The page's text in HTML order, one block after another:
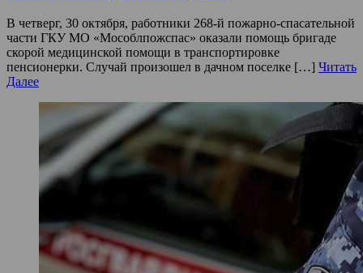
В четверг, 30 октября, работники 268-й пожарно-спасательной
части ГКУ МО «Мособлпожспас» оказали помощь бригаде
скорой медицинской помощи в транспортировке
пенсионерки. Случай произошел в дачном поселке […] Читать
Далее